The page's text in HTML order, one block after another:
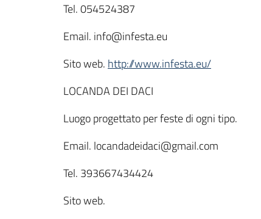
Tel. 054524387
Email. info@infesta.eu
Sito web. http://www.infesta.eu/
LOCANDA DEI DACI
Luogo progettato per feste di ogni tipo.
Email. locandadeidaci@gmail.com
Tel. 393667434424
Sito web.